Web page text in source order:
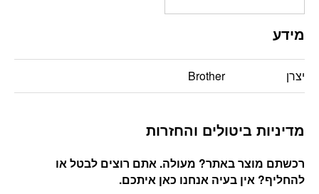
מידע
יצרן Brother
מדיניות ביטולים והחזרות
רכשתם מוצר באתר? מעולה. אתם רוצים לבטל או
להחליף? אין בעיה אנחנו כאן איתכם.